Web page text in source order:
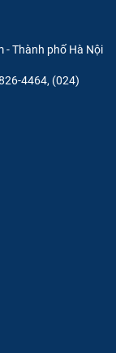
- Thành phố Hà Nội
4464, (024)